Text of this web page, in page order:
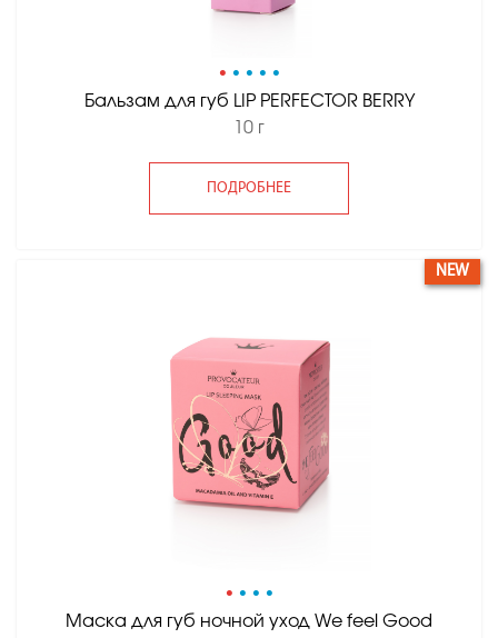
• • • • •
Бальзам для губ LIP PERFECTOR BERRY
10 г
ПОДРОБНЕЕ
• • • •
Маска для губ ночной уход We feel Good
NEW